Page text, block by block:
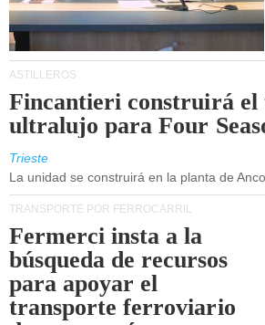
ASTILLEROS
Fincantieri construirá el
ultralujo para Four
Trieste
La unidad se construirá en la planta de
TRANSPORTE POR FERROCARRIL
Fermerci insta a la
búsqueda de recursos
para apoyar el
transporte ferroviario